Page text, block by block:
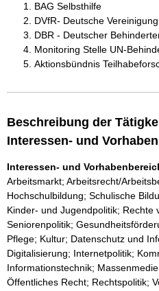
BAG Selbsthilfe
DVfR- Deutsche
DBR - Deutscher
Monitoring Stelle UN-
Aktionsbündnis
Beschreibung der
Interessen- und
Interessen- und
Arbeitsmarkt; Arbeitsrecht/
Hochschulbildung; Schulische
Kinder- und Jugendpolitik; Rechte
Seniorenpolitik;
Pflege; Kultur; Datenschutz und
Digitalisierung; Internetpolitik;
Informationstechnik;
Öffentliches Recht; Rechtspolitik;